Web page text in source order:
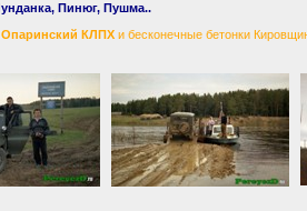
Пинюг, Пушма..
Опаринский КЛПХ и бесконечные бетонки